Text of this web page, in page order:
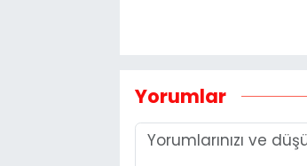
Yorumlar